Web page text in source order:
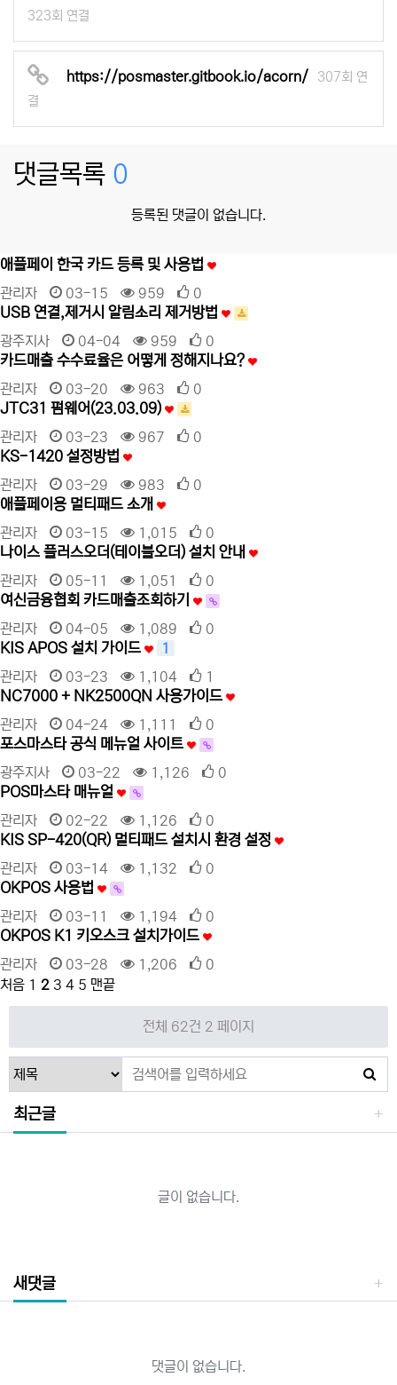
323회 연결
https://posmaster.gitbook.io/acorn/
307회 연
결
댓글목록 0
등록된 댓글이 없습니다.
애플페이 한국 카드 등록 및 사용법
관리자 03-15 959 0
USB 연결,제거시 알림소리 제거방법
광주지사 04-04 959 0
카드매출 수수료율은 어떻게 정해지나요?
관리자 03-20 963 0
JTC31 펌웨어(23.03.09)
관리자 03-23 967 0
KS-1420 설정방법
관리자 03-29 983 0
애플페이용 멀티패드 소개
관리자 03-15 1,015 0
나이스 플러스오더(테이블오더) 설치 안내
관리자 05-11 1,051 0
여신금융협회 카드매출조회하기
관리자 04-05 1,089 0
KIS APOS 설치 가이드
1
관리자
03-23 1,104 1
NC7000 + NK2500QN 사용가이드
관리자 04-24 1,111 0
포스마스타 공식 메뉴얼 사이트
광주지사 03-22 1,126 0
POS마스타 매뉴얼
관리자 02-22 1,126 0
KIS SP-420(QR) 멀티패드 설치시 환경 설정
관리자 03-14 1,132 0
OKPOS 사용법
관리자 03-11 1,194 0
OKPOS K1 키오스크 설치가이드
관리자 03-28 1,206
0
처음 1 2 3 4 5 맨끝
전체 62건 2 페이지
최근글
글이 없습니다.
새댓글
댓글이 없습니다.